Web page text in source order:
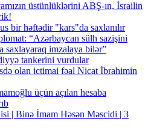
üstünlüklərini ABŞ-ın, İsrailin
bir həftədir "kars"da saxlanılır
“Azərbaycan sülh sazişini
saxlayaraq imzalaya bilər”
tankerini vurdular
olan ictimai fəal Nicat İbrahimin
üçün açılan hesaba
| Binə İmam Həsən Məscidi | 3